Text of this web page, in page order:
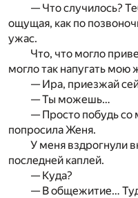
— Что случилось?
ощущая, как по
ужас.
Что, что могло
могло так напугать мою
— Ира, приезжай
— Ты можешь…
— Просто побудь
попросила Женя.
У меня вздрогнули
последней каплей.
— Куда?
— В общежитие…